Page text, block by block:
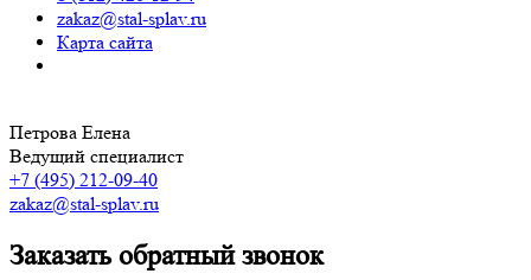
zakaz@stal-splav.ru
Карта сайта
Петрова Елена
Ведущий специалист
+7 (495) 212-09-40
zakaz@stal-splav.ru
Заказать обратный звонок